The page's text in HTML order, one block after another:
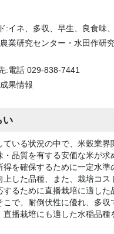
:イネ、多収、早生、良食味
業研究センター・水田作研
:電話 029-838-7441
果情報
い
ている状況の中で、米穀業界
・品質を有する安価な米が求
得を確保するために一定水準
上した品種、また、栽培コス
するために直播栽培に適した
こで、耐倒伏性に優れ、多収
播栽培にも適した水稲品種